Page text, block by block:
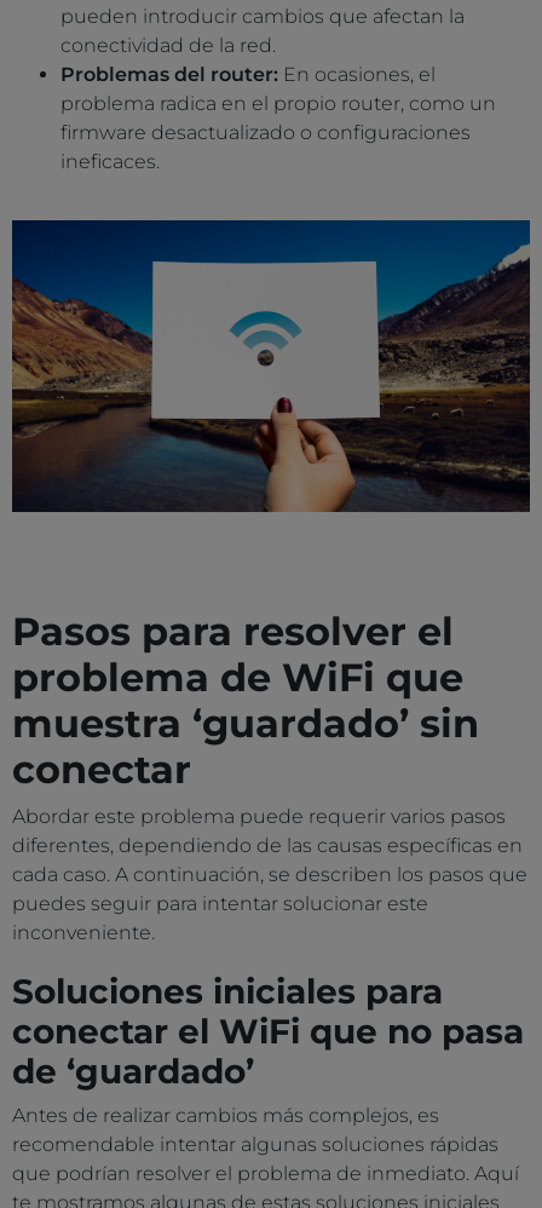
pueden introducir cambios que afectan la
conectividad de la red.
Problemas del router: En ocasiones, el
problema radica en el propio router, como un
firmware desactualizado o configuraciones
ineficaces.
Pasos para resolver el
problema de WiFi que
muestra ‘guardado’ sin
conectar
Abordar este problema puede requerir varios pasos
diferentes, dependiendo de las causas específicas en
cada caso. A continuación, se describen los pasos que
puedes seguir para intentar solucionar este
inconveniente.
Soluciones iniciales para
conectar el WiFi que no pasa
de ‘guardado’
Antes de realizar cambios más complejos, es
recomendable intentar algunas soluciones rápidas
que podrían resolver el problema de inmediato. Aquí
te mostramos algunas de estas soluciones iniciales